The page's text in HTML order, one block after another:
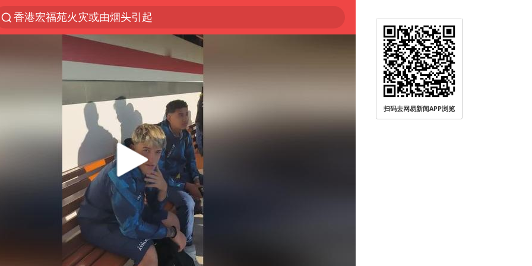
香港宏福苑火灾或由烟头引起
“China Cool”火了，老外爱上中国避暑游
台风白海豚闭眼了
浙江海事局启动Ⅰ级防台应急响应
泰国初中生饮弹自尽前开了26枪
云南一地村民过火把节意外灼伤16人
预计“白海豚”明晚将在浙江舟山到福建福鼎一带沿海登陆
用AI造出新病毒意味着什么
美股创4月份以来最大单周涨幅
王虹邓煜的同学获统计学界诺贝尔奖
台州《告全体市民书》：非必要不外出
扫码去网易新闻APP浏览